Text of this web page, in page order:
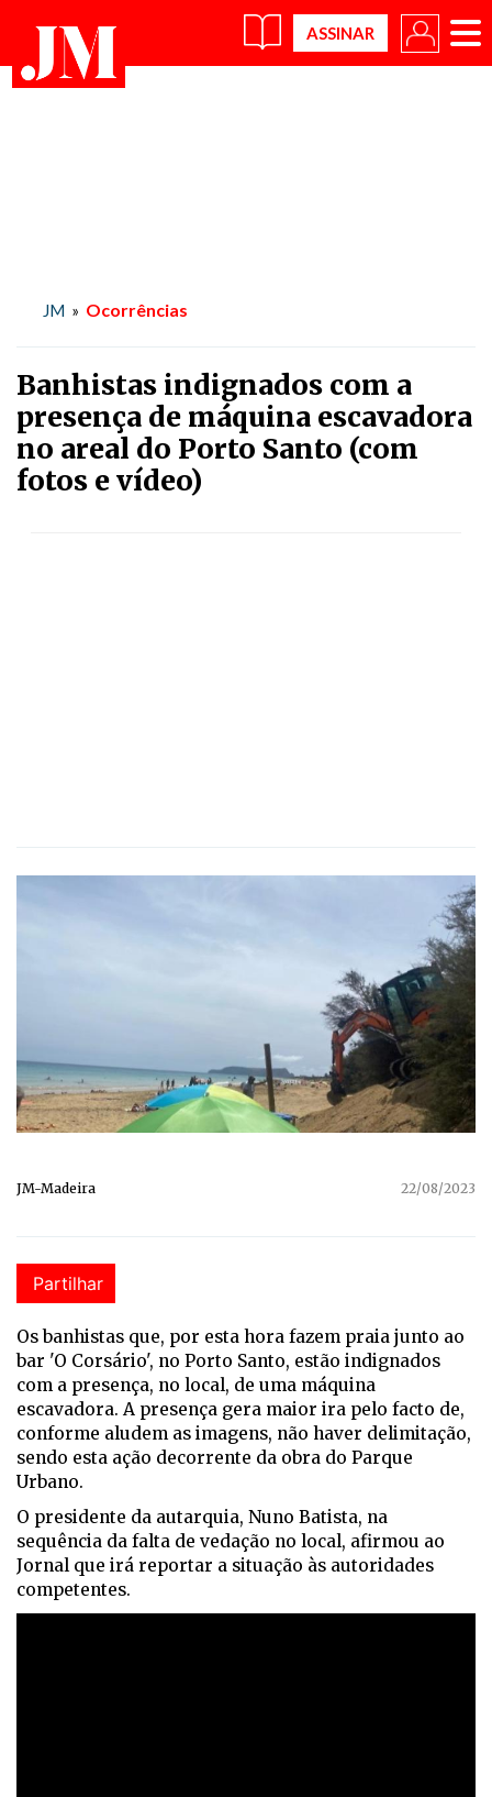
×
JM » Ocorrências
Banhistas indignados com a
presença de máquina escavadora
no areal do Porto Santo (com
fotos e vídeo)
JM-Madeira 22/08/2023
Partilhar
Os banhistas que, por esta hora fazem praia junto ao
bar 'O Corsário', no Porto Santo, estão indignados
com a presença, no local, de uma máquina
escavadora. A presença gera maior ira pelo facto de,
conforme aludem as imagens, não haver delimitação,
sendo esta ação decorrente da obra do Parque
Urbano.
O presidente da autarquia, Nuno Batista, na
sequência da falta de vedação no local, afirmou ao
Jornal que irá reportar a situação às autoridades
competentes.